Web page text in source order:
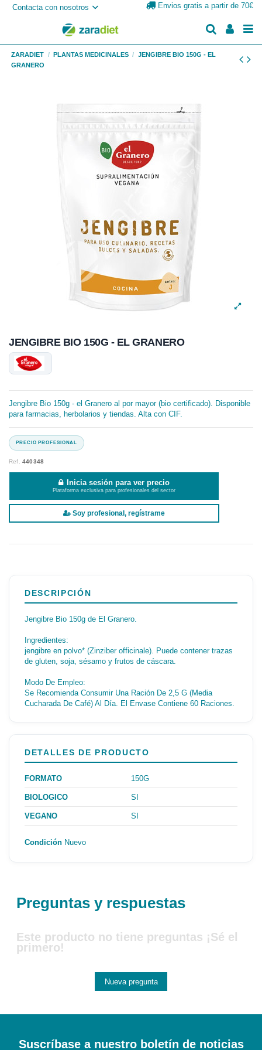
Contacta con nosotros Envios gratis a partir de 70€
ZARADIET PLANTAS MEDICINALES
JENGIBRE BIO 150G - EL
GRANERO
JENGIBRE BIO 150G - EL GRANERO
Jengibre Bio 150g - el Granero al por mayor (bio certificado). Disponible
para farmacias, herbolarios y tiendas. Alta con CIF.
Ref.440348
Inicia sesión para ver precio
Plataforma exclusiva para profesionales del sector
Soy profesional, regístrame
DESCRIPCIÓN
Jengibre Bio 150g de El Granero.
Ingredientes:
jengibre en polvo* (Zinziber officinale). Puede contener trazas
de gluten, soja, sésamo y frutos de cáscara.
Modo De Empleo:
Se Recomienda Consumir Una Ración De 2,5 G (Media
Cucharada De Café) Al Día. El Envase Contiene 60 Raciones.
DETALLES DE PRODUCTO
FORMATO 150G
BIOLOGICO SI
VEGANO SI
Condición Nuevo
Preguntas y respuestas
Este producto no tiene preguntas ¡Sé el
primero!
Nueva pregunta
Suscríbase a nuestro boletín de noticias